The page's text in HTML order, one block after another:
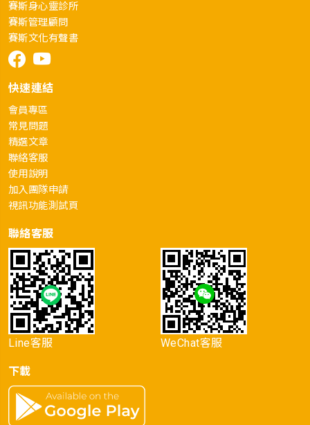
賽斯身心靈診所
賽斯管理顧問
賽斯文化有聲書
快速連結
會員專區
常見問題
精選文章
聯絡客服
使用說明
加入團隊申請
視訊功能測試頁
聯絡客服
Line客服 WeChat客服
下載